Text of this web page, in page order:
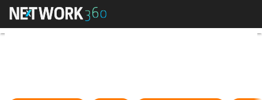
Más del 80% de los servicios